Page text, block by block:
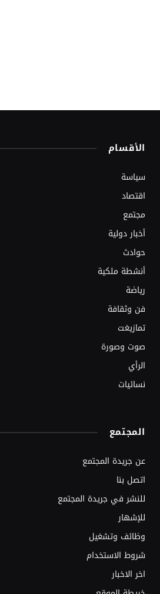
الأقسام
سياسة
اقتصاد
مجتمع
أخبار دولية
حوادث
أنشطة ملكية
رياضة
فن وثقافة
تمازيغت
صوت وصورة
الرأي
نسائيات
المجتمع
عن جريدة المجتمع
اتصل بنا
للنشر في جريدة المجتمع
للإشهار
وظائف وتشغيل
شروط الاستخدام
اخر الاخبار